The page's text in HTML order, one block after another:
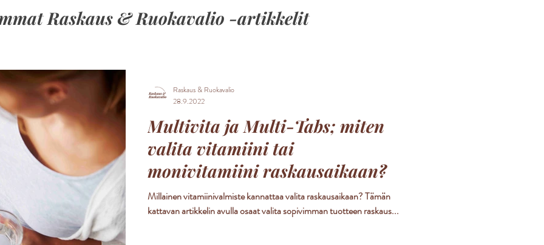
Raskaus & Ruokavalio -artikkelit
Multivita ja Multi-Tabs; miten
valita vitamiini tai
monivitamiini raskausaikaan?
Millainen vitamiinivalmiste kannattaa valita raskausaikaan? Tämän
kattavan artikkelin avulla osaat valita sopivimman tuotteen raskaus...
Raskaus & Ruokavalio
28.9.2022